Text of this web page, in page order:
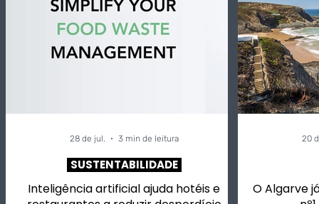
Inteligência artificial ajuda hotéis e
SUSTENTABILIDADE
28 de jul. 3 min de leitura
O Algarve
20